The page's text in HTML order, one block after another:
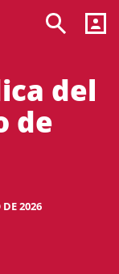
del
de
2026